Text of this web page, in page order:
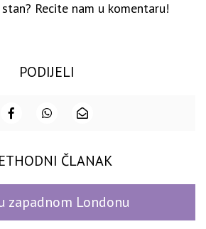
Recite nam u komentaru!
PODIJELI
ČLANAK
zapadnom Londonu